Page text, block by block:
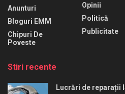
Anunturi
Bloguri EMM
Chipuri De
Poveste
Opinii
Politică
Publicitate
Stiri recente
Lucrări de reparații